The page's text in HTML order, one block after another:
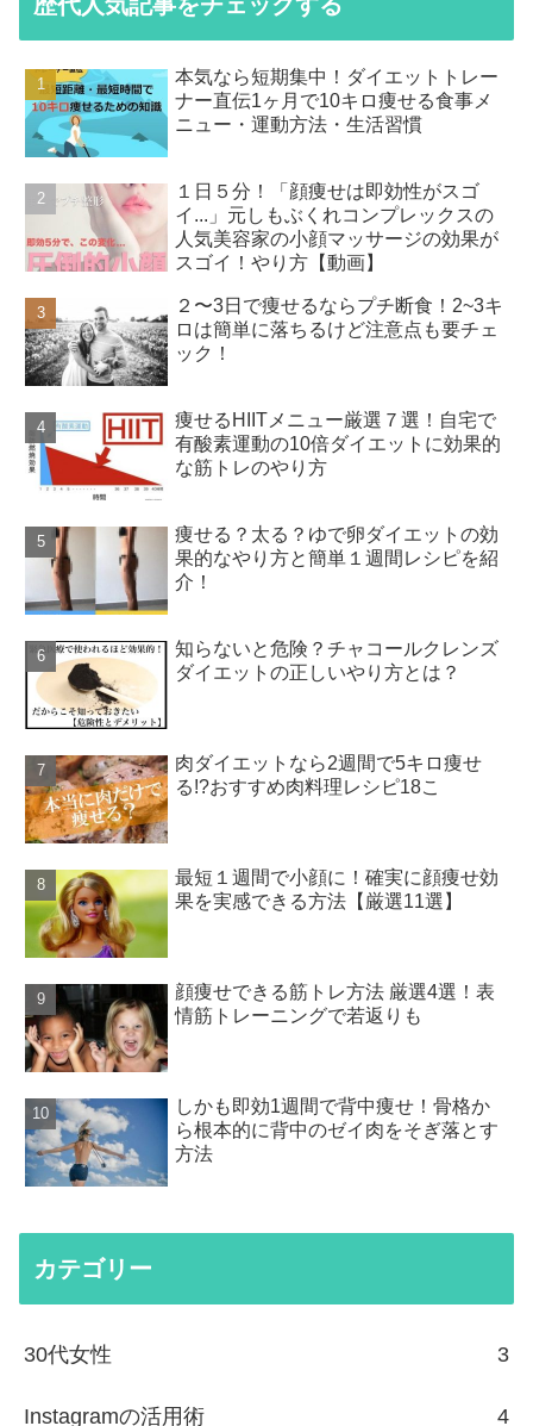
本気なら短期集中！ダイエットトレー
ナー直伝1ヶ月で10キロ痩せる食事メ
ニュー・運動方法・生活習慣
１日５分！「顔痩せは即効性がスゴ
イ...」元しもぶくれコンプレックスの
人気美容家の小顔マッサージの効果が
スゴイ！やり方【動画】
２〜3日で痩せるならプチ断食！2~3キ
ロは簡単に落ちるけど注意点も要チェ
ック！
痩せるHIITメニュー厳選７選！自宅で
有酸素運動の10倍ダイエットに効果的
な筋トレのやり方
痩せる？太る？ゆで卵ダイエットの効
果的なやり方と簡単１週間レシピを紹
介！
知らないと危険？チャコールクレンズ
ダイエットの正しいやり方とは？
肉ダイエットなら2週間で5キロ痩せ
る!?おすすめ肉料理レシピ18こ
最短１週間で小顔に！確実に顔痩せ効
果を実感できる方法【厳選11選】
顔痩せできる筋トレ方法 厳選4選！表
情筋トレーニングで若返りも
しかも即効1週間で背中痩せ！骨格か
ら根本的に背中のゼイ肉をそぎ落とす
方法
カテゴリー
30代女性 3
Instagramの活用術 4